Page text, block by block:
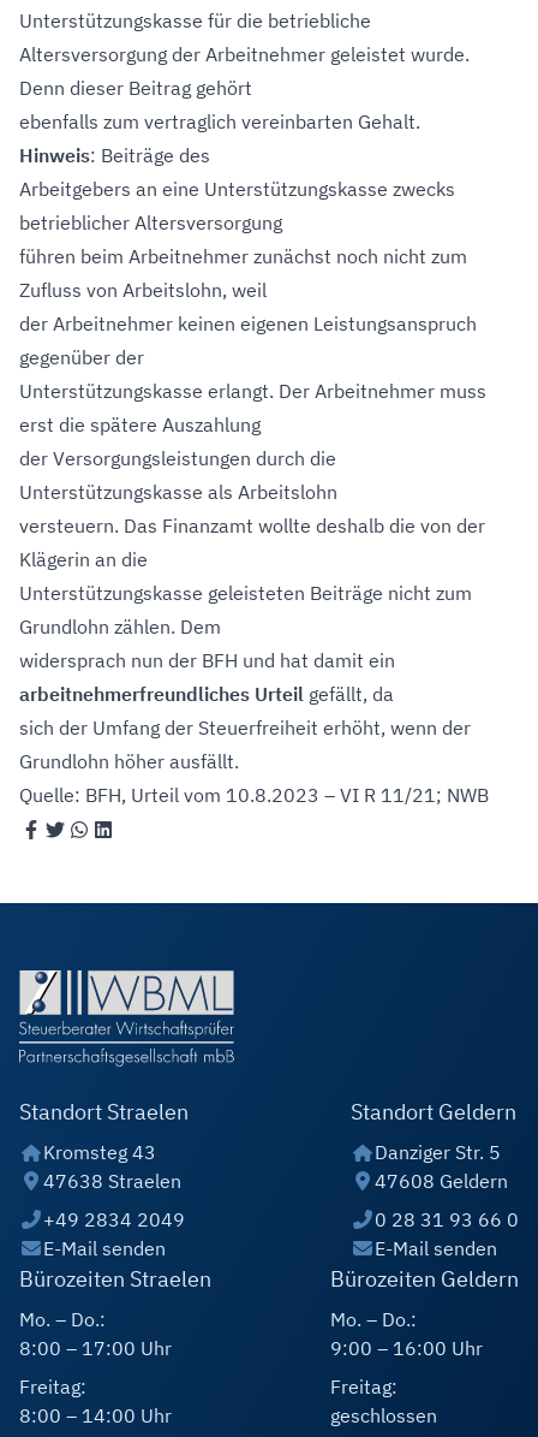
Unterstützungskasse für die betriebliche
Altersversorgung der Arbeitnehmer geleistet wurde.
Denn dieser Beitrag gehört
ebenfalls zum vertraglich vereinbarten Gehalt.
Hinweis: Beiträge des
Arbeitgebers an eine Unterstützungskasse zwecks
betrieblicher Altersversorgung
führen beim Arbeitnehmer zunächst noch nicht zum
Zufluss von Arbeitslohn, weil
der Arbeitnehmer keinen eigenen Leistungsanspruch
gegenüber der
Unterstützungskasse erlangt. Der Arbeitnehmer muss
erst die spätere Auszahlung
der Versorgungsleistungen durch die
Unterstützungskasse als Arbeitslohn
versteuern. Das Finanzamt wollte deshalb die von der
Klägerin an die
Unterstützungskasse geleisteten Beiträge nicht zum
Grundlohn zählen. Dem
widersprach nun der BFH und hat damit ein
arbeitnehmerfreundliches Urteil gefällt, da
sich der Umfang der Steuerfreiheit erhöht, wenn der
Grundlohn höher ausfällt.
Quelle: BFH, Urteil vom 10.8.2023 – VI R 11/21; NWB
Standort Straelen
Kromsteg 43
47638 Straelen
+49 2834 2049
E-Mail senden
Standort Geldern
Danziger Str. 5
47608 Geldern
0 28 31 93 66 0
E-Mail senden
Bürozeiten Straelen
Mo. – Do.:
8:00 – 17:00 Uhr
Freitag:
8:00 – 14:00 Uhr
Bürozeiten Geldern
Mo. – Do.:
9:00 – 16:00 Uhr
Freitag:
geschlossen